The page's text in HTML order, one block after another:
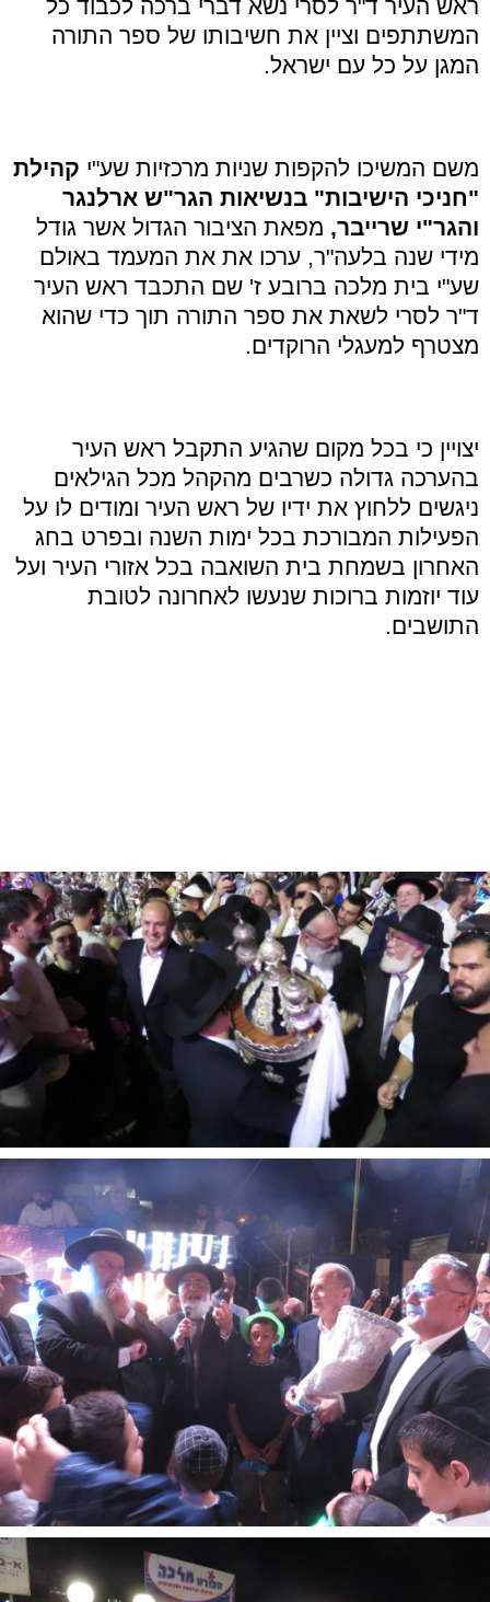
ראש העיר ד"ר לסרי נשא דברי ברכה לכבוד כל
המשתתפים וציין את חשיבותו של ספר התורה
המגן על כל עם ישראל.
משם המשיכו להקפות שניות מרכזיות שע"י קהילת
"חניכי הישיבות" בנשיאות הגר"ש ארלנגר
והגר"י שרייבר, מפאת הציבור הגדול אשר גודל
מידי שנה בלעה"ר, ערכו את את המעמד באולם
שע"י בית מלכה ברובע ז' שם התכבד ראש העיר
ד"ר לסרי לשאת את ספר התורה תוך כדי שהוא
מצטרף למעגלי הרוקדים.
יצויין כי בכל מקום שהגיע התקבל ראש העיר
בהערכה גדולה כשרבים מהקהל מכל הגילאים
ניגשים ללחוץ את ידיו של ראש העיר ומודים לו על
הפעילות המבורכת בכל ימות השנה ובפרט בחג
האחרון בשמחת בית השואבה בכל אזורי העיר ועל
עוד יוזמות ברוכות שנעשו לאחרונה לטובת
התושבים.